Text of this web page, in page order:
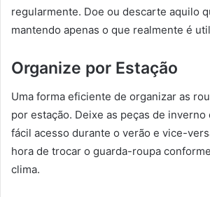
regularmente. Doe ou descarte aquilo
mantendo apenas o que realmente é
Organize por Estação
Uma forma eficiente de organizar as
por estação. Deixe as peças de inverno
fácil acesso durante o verão e vice-
hora de trocar o guarda-roupa
clima.